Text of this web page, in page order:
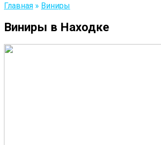
Главная » Виниры
Виниры в Находке